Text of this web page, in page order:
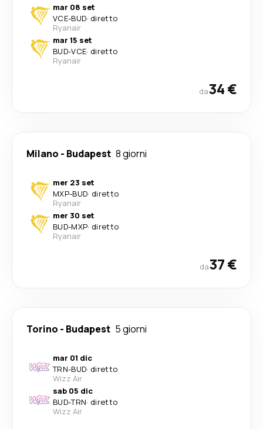
mar 08 set
VCE-BUD· diretto
Ryanair
mar 15 set
BUD-VCE· diretto
Ryanair
da34 €
Milano - Budapest 8 giorni
mer 23 set
MXP-BUD· diretto
Ryanair
mer 30 set
BUD-MXP· diretto
Ryanair
da37 €
Torino - Budapest 5 giorni
mar 01 dic
TRN-BUD· diretto
Wizz Air
sab 05 dic
BUD-TRN· diretto
Wizz Air